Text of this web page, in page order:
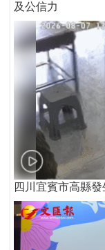
及公信力
四川宜賓市高縣